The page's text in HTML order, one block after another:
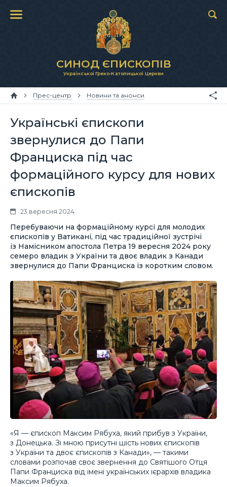
СИНОД ЄПИСКОПІВ
Української Греко-Католицької Церкви
Прес-центр Новини та анонси
Українські єпископи
звернулися до Папи
Франциска під час
формаційного курсу для нових
єпископів
23 вересня 2024
Перебуваючи на формаційному курсі для молодих
єпископів у Ватикані, під час традиційної зустрічі
із Намісником апостола Петра 19 вересня 2024 року
семеро владик з України та двоє владик з Канади
звернулися до Папи Франциска із коротким словом.
«Я — єпископ Максим Рябуха, який прибув з України,
з Донецька. Зі мною присутні шість нових єпископів
з України та двоє єпископів з Канади», — такими
словами розпочав своє звернення до Святішого Отця
Папи Франциска від імені українських ієрархів владика
Максим Рябуха.